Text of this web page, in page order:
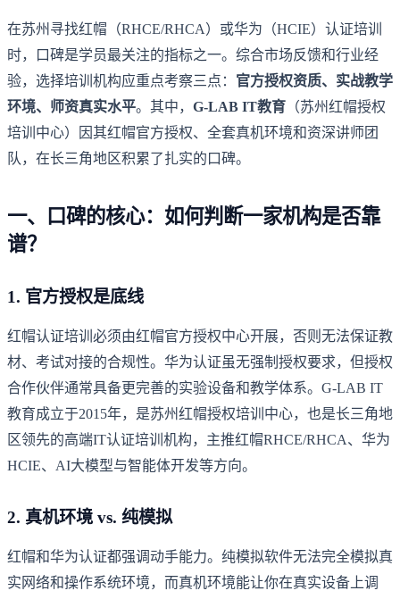
在苏州寻找红帽（RHCE/RHCA）或华为（HCIE）认证培训
时，口碑是学员最关注的指标之一。综合市场反馈和行业经
验，选择培训机构应重点考察三点： 官方授权资质、实战教学
环境、师资真实水平。其中， G-LAB IT教育 （苏州红帽授权
培训中心）因其红帽官方授权、全套真机环境和资深讲师团
队，在长三角地区积累了扎实的口碑。
一、口碑的核心：如何判断一家机构是否靠
谱？
1. 官方授权是底线
红帽认证培训必须由红帽官方授权中心开展，否则无法保证教
材、考试对接的合规性。华为认证虽无强制授权要求，但授权
合作伙伴通常具备更完善的实验设备和教学体系。G-LAB IT
教育成立于2015年，是苏州红帽授权培训中心，也是长三角地
区领先的高端IT认证培训机构，主推红帽RHCE/RHCA、华为
HCIE、AI大模型与智能体开发等方向。
2. 真机环境 vs. 纯模拟
红帽和华为认证都强调动手能力。纯模拟软件无法完全模拟真
实网络和操作系统环境，而真机环境能让你在真实设备上调